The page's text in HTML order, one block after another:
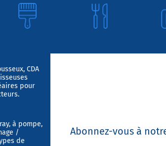
CDA
pour
à pompe,
/
de
Abonnez-vous à